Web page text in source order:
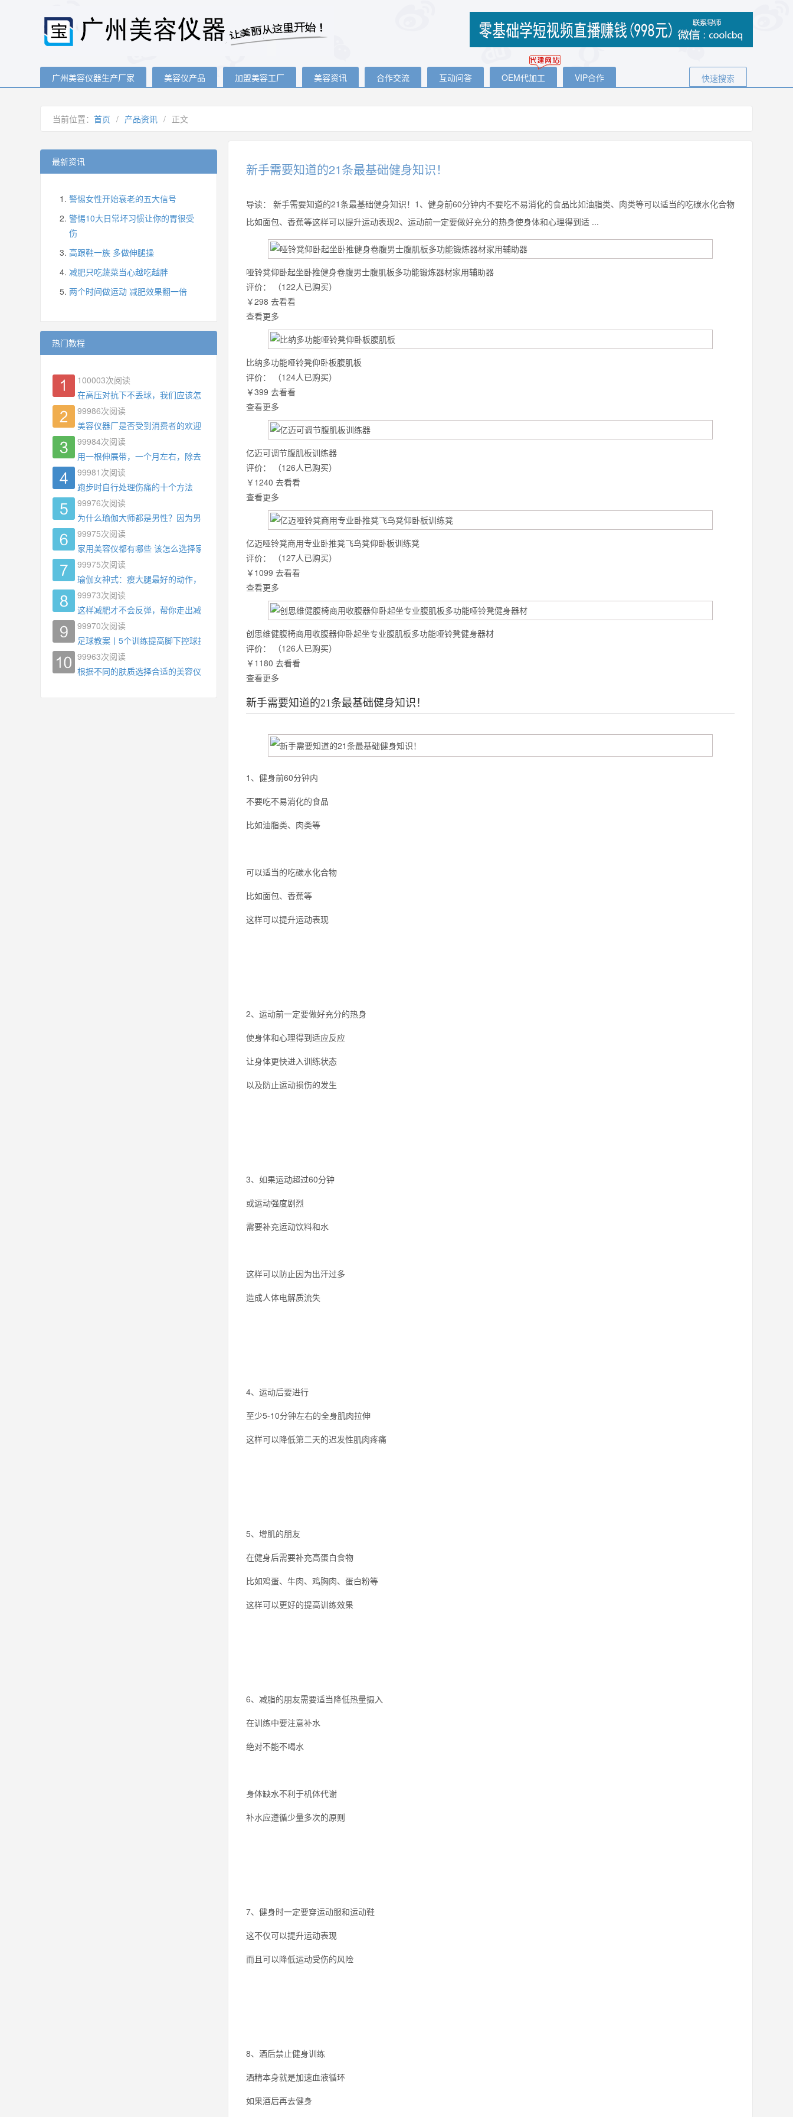
广州美容仪器生产厂家 美容仪产品 加盟美容工厂 美容资讯 合作交流 互动问答 OEM代加工 VIP合作 快速搜索
当前位置： 首页 / 产品资讯 / 正文
新手需要知道的21条最基础健身知识！
导读：
新手需要知道的21条最基础健身知识！1、健身前60分钟内不要吃不易消化的食品比如油脂类、肉类等可以适当的吃碳水化合物
比如面包、香蕉等这样可以提升运动表现2、运动前一定要做好充分的热身使身体和心理得到适 ...
哑铃凳仰卧起坐卧推健身卷腹男士腹肌板多功能锻炼器材家用辅助器
评价：
（122人已购买）
￥298 去看看
查看更多
比纳多功能哑铃凳仰卧板腹肌板
评价：
（124人已购买）
￥399 去看看
查看更多
亿迈可调节腹肌板训练器
评价：
（126人已购买）
￥1240 去看看
查看更多
亿迈哑铃凳商用专业卧推凳飞鸟凳仰卧板训练凳
评价：
（127人已购买）
￥1099 去看看
查看更多
创思维健腹椅商用收腹器仰卧起坐专业腹肌板多功能哑铃凳健身器材
评价：
（126人已购买）
￥1180 去看看
查看更多
新手需要知道的21条最基础健身知识！
1、健身前60分钟内
不要吃不易消化的食品
比如油脂类、肉类等
可以适当的吃碳水化合物
比如面包、香蕉等
这样可以提升运动表现
2、运动前一定要做好充分的热身
使身体和心理得到适应反应
让身体更快进入训练状态
以及防止运动损伤的发生
3、如果运动超过60分钟
或运动强度剧烈
需要补充运动饮料和水
这样可以防止因为出汗过多
造成人体电解质流失
4、运动后要进行
至少5-10分钟左右的全身肌肉拉伸
这样可以降低第二天的迟发性肌肉疼痛
5、增肌的朋友
在健身后需要补充高蛋白食物
比如鸡蛋、牛肉、鸡胸肉、蛋白粉等
这样可以更好的提高训练效果
6、减脂的朋友需要适当降低热量摄入
在训练中要注意补水
绝对不能不喝水
身体缺水不利于机体代谢
补水应遵循少量多次的原则
7、健身时一定要穿运动服和运动鞋
这不仅可以提升运动表现
而且可以降低运动受伤的风险
8、酒后禁止健身训练
酒精本身就是加速血液循环
如果酒后再去健身
最新资讯
警惕女性开始衰老的五大信号
警惕10大日常坏习惯让你的胃很受
伤
高跟鞋一族 多做伸腿操
减肥只吃蔬菜当心越吃越胖
两个时间做运动 减肥效果翻一倍
热门教程
100003次阅读
在高压对抗下不丢球，我们应该怎么练?
99986次阅读
美容仪器厂是否受到消费者的欢迎
99984次阅读
用一根伸展带，一个月左右，除去了手臂拜拜肉，背也变薄了
99981 次阅读
跑步时自行处理伤痛的十个方法
99976次阅读
为什么瑜伽大师都是男性？因为男权，让女性失去同等的机会
99975次阅读
家用美容仪都有哪些 该怎么选择家用美容仪
99975次阅读
瑜伽女神式：瘦大腿最好的动作，没有之一，为什么你练了没效果？
99973次阅读
这样减肥才不会反弹，帮你走出减肥瓶颈
99970次阅读
足球教案丨5个训练提高脚下控球技术
99963次阅读
根据不同的肤质选择合适的美容仪器